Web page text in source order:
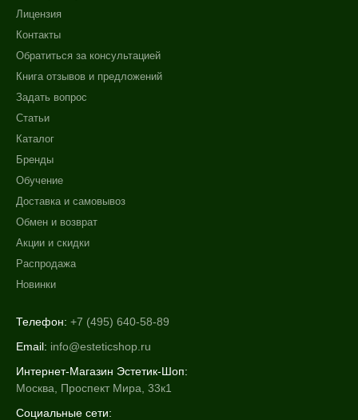
Лицензия
Контакты
Обратиться за консультацией
Книга отзывов и предложений
Задать вопрос
Статьи
Каталог
Бренды
Обучение
Доставка и самовывоз
Обмен и возврат
Акции и скидки
Распродажа
Новинки
Телефон: +7 (495) 640-58-89
Email: info@esteticshop.ru
Интернет-Магазин Эстетик-Шоп:
Москва, Проспект Мира, 33к1
Социальные сети: